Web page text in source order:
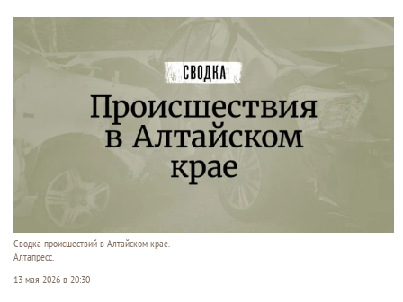
Сводка происшествий в Алтайском крае.
Алтапресс.
13 мая 2026 в 20:30